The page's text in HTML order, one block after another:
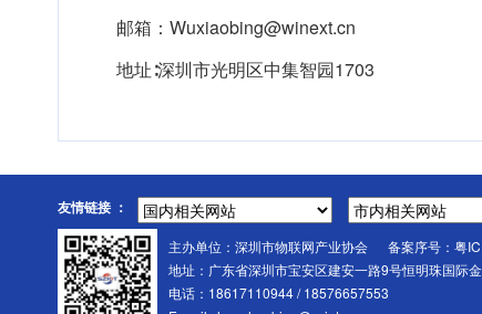
邮箱：Wuxiaobing@winext.cn
地址∶深圳市光明区中集智园1703
友情链接 ：
主办单位：深圳市物联网产业协会 备案序号： 粤
地址：广东省深圳市宝安区建安一路9号恒明珠国际
电话：18617110944 / 18576657553